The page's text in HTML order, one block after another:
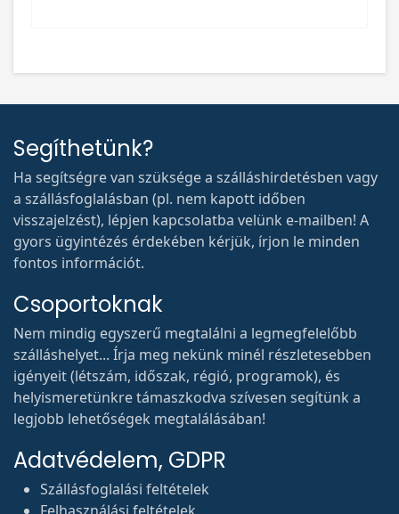
Segíthetünk?
Ha segítségre van szüksége a szálláshirdetésben vagy
a szállásfoglalásban (pl. nem kapott időben
visszajelzést), lépjen kapcsolatba velünk e-mailben! A
gyors ügyintézés érdekében kérjük, írjon le minden
fontos információt.
Csoportoknak
Nem mindig egyszerű megtalálni a legmegfelelőbb
szálláshelyet... Írja meg nekünk minél részletesebben
igényeit (létszám, időszak, régió, programok), és
helyismeretünkre támaszkodva szívesen segítünk a
legjobb lehetőségek megtalálásában!
Adatvédelem, GDPR
Szállásfoglalási feltételek